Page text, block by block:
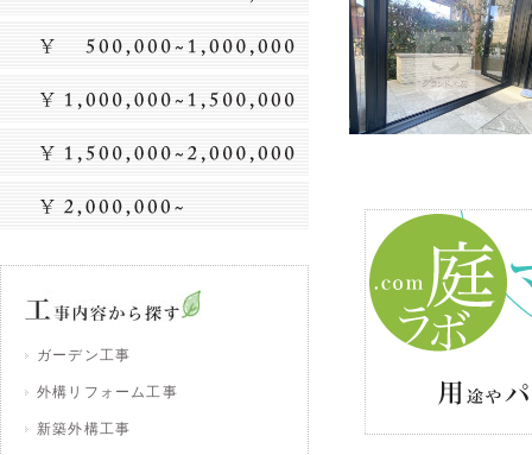
ガーデン工事
外構リフォーム工事
新築外構工事